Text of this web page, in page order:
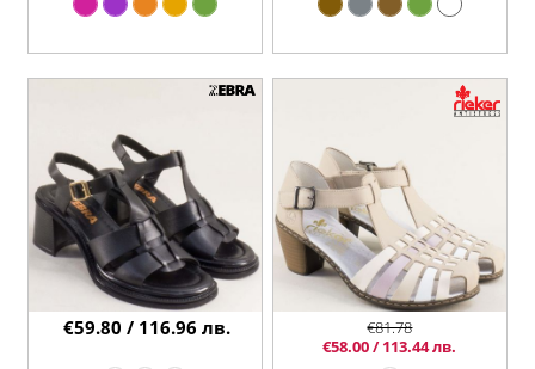
€59.80 / 116.96 лв.
€81.78
€58.00 / 113.44 лв.